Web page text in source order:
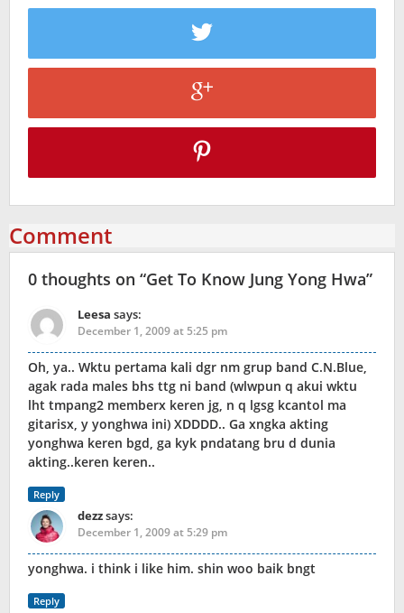
Comment
0 thoughts on “Get To Know Jung Yong Hwa”
Leesa says:
December 1, 2009 at 5:25 pm
Oh, ya.. Wktu pertama kali dgr nm grup band C.N.Blue,
agak rada males bhs ttg ni band (wlwpun q akui wktu
lht tmpang2 memberx keren jg, n q lgsg kcantol ma
gitarisx, y yonghwa ini) XDDDD.. Ga xngka akting
yonghwa keren bgd, ga kyk pndatang bru d dunia
akting..keren keren..
Reply
dezzsays:
December 1, 2009 at 5:29 pm
yonghwa. i think i like him. shin woo baik bngt
Reply